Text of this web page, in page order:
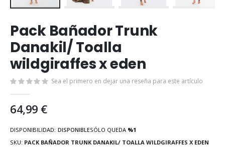
al
comienzo
de
la
galería
de
Pack Bañador Trunk
Danakil/ Toalla
wildgiraffes x eden
Sea el primero en dejar una reseña para este artículo
64,99 €
DISPONIBILIDAD: DISPONIBLESÓLO QUEDA %1
SKU PACK BAÑADOR TRUNK DANAKIL/ TOALLA WILDGIRAFFES X EDEN